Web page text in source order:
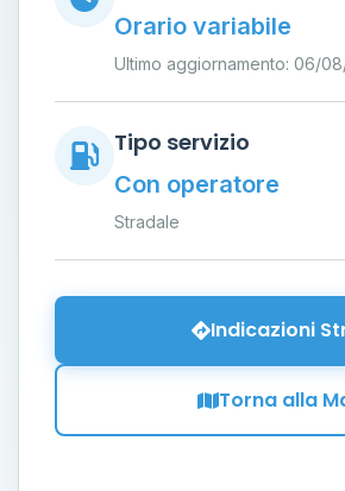
Orario variabile
Ultimo aggiornamento: 06/
Tipo servizio
Con operatore
Stradale
Indicazioni
Torna alla